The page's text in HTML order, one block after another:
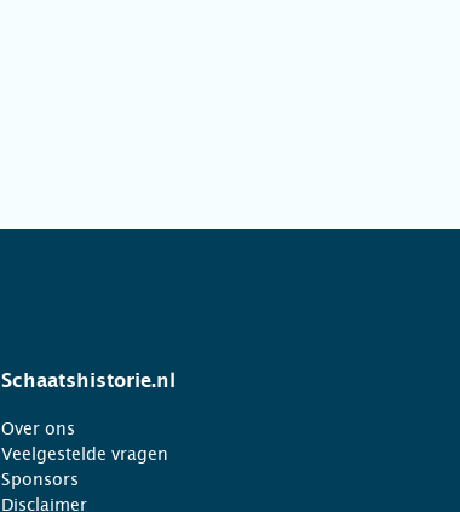
Schaatshistorie.nl
Over ons
Veelgestelde vragen
Sponsors
Disclaimer